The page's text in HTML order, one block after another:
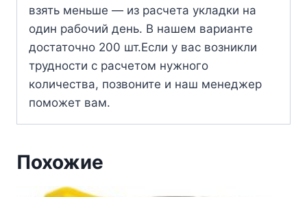
взять меньше — из расчета укладки на
один рабочий день. В нашем варианте
достаточно 200 шт.Если у вас возникли
трудности с расчетом нужного
количества, позвоните и наш менеджер
поможет вам.
Похожие